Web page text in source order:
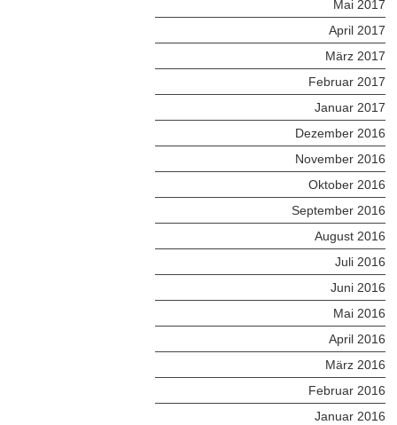
Mai 2017
April 2017
März 2017
Februar 2017
Januar 2017
Dezember 2016
November 2016
Oktober 2016
September 2016
August 2016
Juli 2016
Juni 2016
Mai 2016
April 2016
März 2016
Februar 2016
Januar 2016